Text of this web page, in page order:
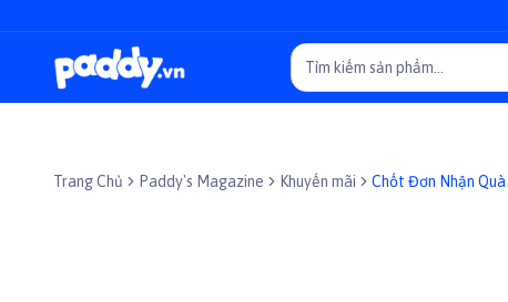
Trang Chủ Paddy's Magazine Khuyến mãi
Chốt Đơn Nhận Quà